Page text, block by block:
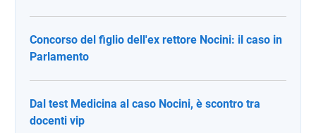
Concorso del figlio dell'ex rettore Nocini: il caso in
Parlamento
Dal test Medicina al caso Nocini, è scontro tra
docenti vip